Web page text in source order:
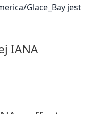
Glace_Bay jest
IANA